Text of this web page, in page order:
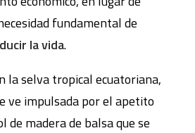
fundamental de
la vida.
la selva tropical ecuatoriana,
ve impulsada por el apetito
de madera de balsa que se